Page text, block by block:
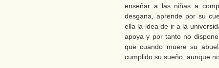
enseñar a las niñas a
desgana, aprende por su
ella la idea de ir a la
apoya y por tanto no
que cuando muere su
cumplido su sueño, aunque